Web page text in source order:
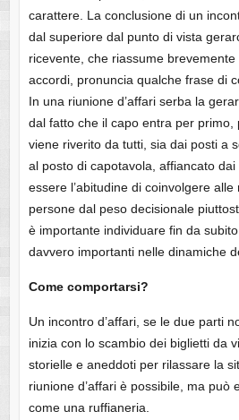
carattere. La conclusione di un
dal superiore dal punto di vista
ricevente, che riassume
accordi, pronuncia qualche frase di
In una riunione d’affari serba la
dal fatto che il capo entra per primo,
viene riverito da tutti, sia dai posti a
al posto di capotavola, affiancato
essere l’abitudine di coinvolgere alle
persone dal peso decisionale
è importante individuare fin da
davvero importanti nelle dinamiche
Come comportarsi?
Un incontro d’affari, se le due parti
inizia con lo scambio dei biglietti da
storielle e aneddoti per rilassare la
riunione d’affari è possibile, ma può
come una ruffianeria.